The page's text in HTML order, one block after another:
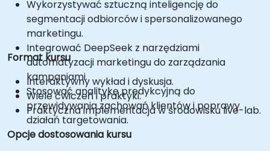
Wykorzystywać sztuczną inteligencję do
segmentacji odbiorców i spersonalizowanego
marketingu.
Integrować DeepSeek z narzędziami
automatyzacji marketingu do zarządzania
kampaniami.
Stosować analitykę predykcyjną do
przewidywania zachowań klientów i poprawy
działań targetowania.
Format kursu
Interaktywny wykład i dyskusja.
Wiele ćwiczeń i praktyki.
Praktyczna implementacja w środowisku live-lab.
Opcje dostosowania kursu